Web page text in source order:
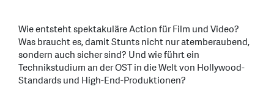
Wie entsteht spektakuläre Action für Film und Video?
Was braucht es, damit Stunts nicht nur atemberaubend,
sondern auch sicher sind? Und wie führt ein
Technikstudium an der OST in die Welt von Hollywood-
Standards und High-End-Produktionen?